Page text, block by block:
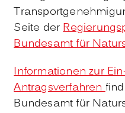
Seite der
Bundesamt für
Informationen zur
Antragsverfahrenf
Bundesamt für